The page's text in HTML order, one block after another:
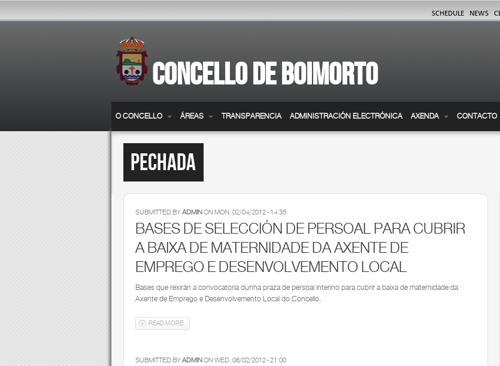
CONCELLO DE BOIMORTO
SCHEDULE NEWS
O CONCELLO ÁREAS TRANSPARENCIA ADMINISTRACIÓN ELECTRÓNICA AXENDA CONTACTO
Pechada
SUBMITTED BYADMINON MON, 02/04/2012 - 14:35
BASES DE SELECCIÓN DE PERSOAL PARA CUBRIR
A BAIXA DE MATERNIDADE DA AXENTE DE
EMPREGO E DESENVOLVEMENTO LOCAL
Bases que rexirán a convocatoria dunha praza de persoal interino para cubrir a baixa de maternidade da
Axente de Emprego e Desenvolvemento Local do Concello.
READ MORE ABOUT BASES DE SELECCIÓN DE PERSOAL PARA CUBRIR A BAIXA DE MATERNIDADE DA AXENTE DE EMPREGO
SUBMITTED BYADMINON WED, 08/02/2012 - 21:00